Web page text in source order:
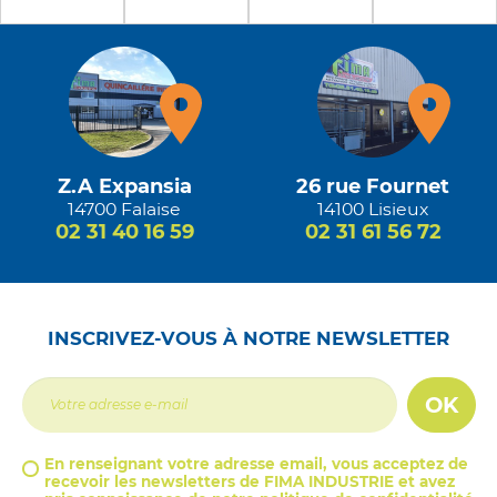
Z.A Expansia
14700 Falaise
02 31 40 16 59
26 rue Fournet
14100 Lisieux
02 31 61 56 72
INSCRIVEZ-VOUS À NOTRE NEWSLETTER
OK
En renseignant votre adresse email, vous acceptez de
recevoir les newsletters de FIMA INDUSTRIE et avez